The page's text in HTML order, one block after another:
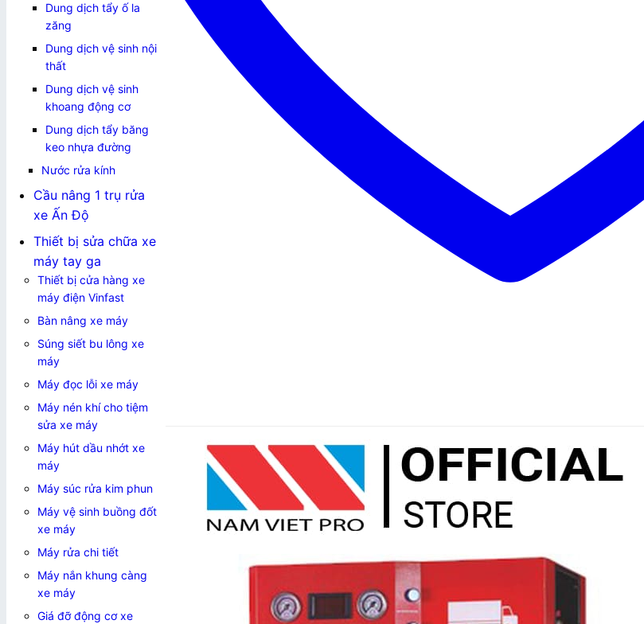
Dung dịch tẩy ố la
zăng
Dung dịch vệ sinh nội
thất
Dung dịch vệ sinh
khoang động cơ
Dung dịch tẩy băng
keo nhựa đường
Nước rửa kính
Cầu nâng 1 trụ rửa
xe Ấn Độ
Thiết bị sửa chữa xe
máy tay ga
Thiết bị cửa hàng xe
máy điện Vinfast
Bàn nâng xe máy
Súng siết bu lông xe
máy
Máy đọc lỗi xe máy
Máy nén khí cho tiệm
sửa xe máy
Máy hút dầu nhớt xe
máy
Máy súc rửa kim phun
Máy vệ sinh buồng đốt
xe máy
Máy rửa chi tiết
Máy nắn khung càng
xe máy
Giá đỡ động cơ xe
Add to wishlist